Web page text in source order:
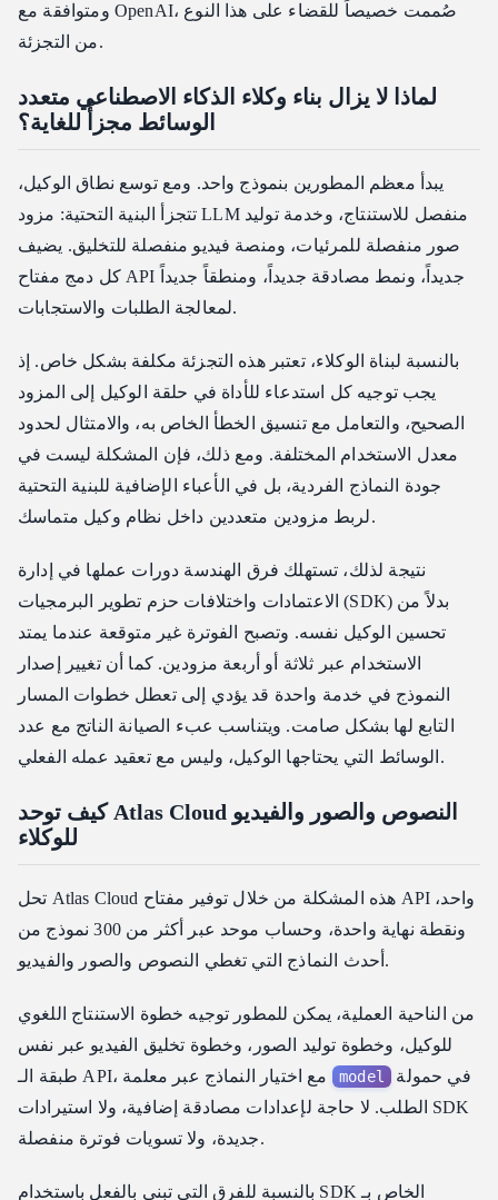
ومتوافقة مع OpenAI، صُممت خصيصاً للقضاء على هذا النوع
من التجزئة.
لماذا لا يزال بناء وكلاء الذكاء الاصطناعي متعدد
الوسائط مجزأً للغاية؟
يبدأ معظم المطورين بنموذج واحد. ومع توسع نطاق الوكيل،
تتجزأ البنية التحتية: مزود LLM منفصل للاستنتاج، وخدمة توليد
صور منفصلة للمرئيات، ومنصة فيديو منفصلة للتخليق. يضيف
كل دمج مفتاح API جديداً، ونمط مصادقة جديداً، ومنطقاً جديداً
لمعالجة الطلبات والاستجابات.
بالنسبة لبناة الوكلاء، تعتبر هذه التجزئة مكلفة بشكل خاص. إذ
يجب توجيه كل استدعاء للأداة في حلقة الوكيل إلى المزود
الصحيح، والتعامل مع تنسيق الخطأ الخاص به، والامتثال لحدود
معدل الاستخدام المختلفة. ومع ذلك، فإن المشكلة ليست في
جودة النماذج الفردية، بل في الأعباء الإضافية للبنية التحتية
لربط مزودين متعددين داخل نظام وكيل متماسك.
نتيجة لذلك، تستهلك فرق الهندسة دورات عملها في إدارة
الاعتمادات واختلافات حزم تطوير البرمجيات (SDK) بدلاً من
تحسين الوكيل نفسه. وتصبح الفوترة غير متوقعة عندما يمتد
الاستخدام عبر ثلاثة أو أربعة مزودين. كما أن تغيير إصدار
النموذج في خدمة واحدة قد يؤدي إلى تعطل خطوات المسار
التابع لها بشكل صامت. ويتناسب عبء الصيانة الناتج مع عدد
الوسائط التي يحتاجها الوكيل، وليس مع تعقيد عمله الفعلي.
كيف توحد Atlas Cloud النصوص والصور والفيديو
للوكلاء
تحل Atlas Cloud هذه المشكلة من خلال توفير مفتاح API واحد،
ونقطة نهاية واحدة، وحساب موحد عبر أكثر من 300 نموذج من
أحدث النماذج التي تغطي النصوص والصور والفيديو.
من الناحية العملية، يمكن للمطور توجيه خطوة الاستنتاج اللغوي
للوكيل، وخطوة توليد الصور، وخطوة تخليق الفيديو عبر نفس
model
الطلب. لا حاجة لإعدادات مصادقة إضافية، ولا استيرادات SDK
جديدة، ولا تسويات فوترة منفصلة.
بالنسبة للفرق التي تبني بالفعل باستخدام SDK الخاص بـ